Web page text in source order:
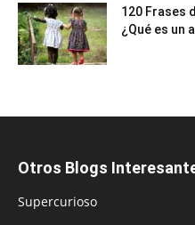
120 Frases
¿Qué es un
Otros Blogs
Supercurioso